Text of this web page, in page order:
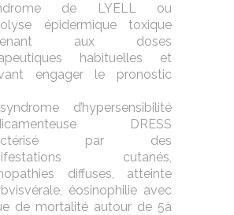
de LYELL ou
épidermique toxique
aux doses
habituelles et
engager le pronostic
d’hypersensibilité
DRESS
par des
cutanés,
diffuses, atteinte
éosinophilie avec
de mortalité autour de 5à